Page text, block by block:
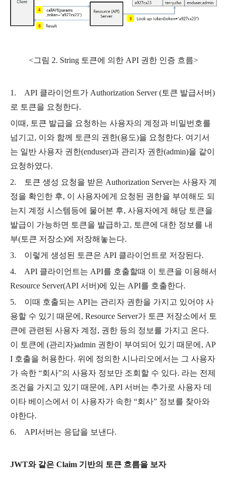
<그림 2. String 토큰에 의한 API 권한 인증 흐름>
1. API 클라이언트가 Authorization Server (토큰 발급서버)
로 토큰을 요청한다.
이때, 토큰 발급을 요청하는 사용자의 계정과 비밀번호를
넘기고, 이와 함께 토큰의 권한(용도)을 요청한다. 여기서
는 일반 사용자 권한(enduser)과 관리자 권한(admin)을 같이
요청하였다.
2. 토큰 생성 요청을 받은 Authorization Server는 사용자 계
정을 확인한 후, 이 사용자에게 요청된 권한을 부여해도 되
는지 계정 시스템등에 물어본 후, 사용자에게 해당 토큰을
발급이 가능하면 토큰을 발급하고, 토큰에 대한 정보를 내
부(토큰 저장소)에 저장해놓는다.
3. 이렇게 생성된 토큰은 API 클라이언트로 저장된다.
4. API 클라이언트는 API를 호출할때 이 토큰을 이용해서
Resource Server(API 서버)에 있는 API를 호출한다.
5. 이때 호출되는 API는 관리자 권한을 가지고 있어야 사
용할 수 있기 때문에, Resource Server가 토큰 저장소에서 토
큰에 관련된 사용자 계정, 권한 등의 정보를 가지고 온다.
이 토큰에 (관리자)admin 권한이 부여되어 있기 때문에, AP
I 호출을 허용한다. 위에 정의한 시나리오에서는 그 사용자
가 속한 “회사”의 사용자 정보만 조회할 수 있다. 라는 전제
조건을 가지고 있기 때문에, API 서버는 추가로 사용자 데
이타 베이스에서 이 사용자가 속한 “회사” 정보를 찾아와
야한다.
6. API서버는 응답을 보낸다.
JWT와 같은 Claim 기반의 토큰 흐름을 보자